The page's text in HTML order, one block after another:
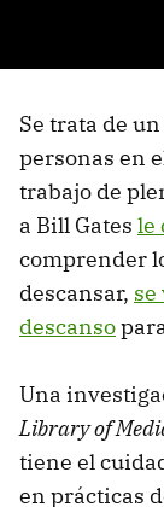
Se trata de
personas en
trabajo de
a Bill Gates le
comprender
descansar,
descanso
Una
Library of
tiene el
en prácticas